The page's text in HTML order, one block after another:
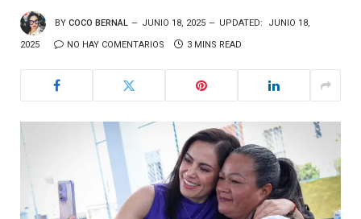
BY COCO BERNAL JUNIO 18, 2025 UPDATED: JUNIO 18,
2025 NO HAY COMENTARIOS 3 MINS READ